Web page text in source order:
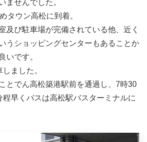
ませんでした。
タウン高松に到着。
及び駐車場が完備されている他、近く
うショッピングセンターもあることか
いです。
ました。
とでん高松築港駅前を通過し、7時30
早くバスは高松駅バスターミナルに